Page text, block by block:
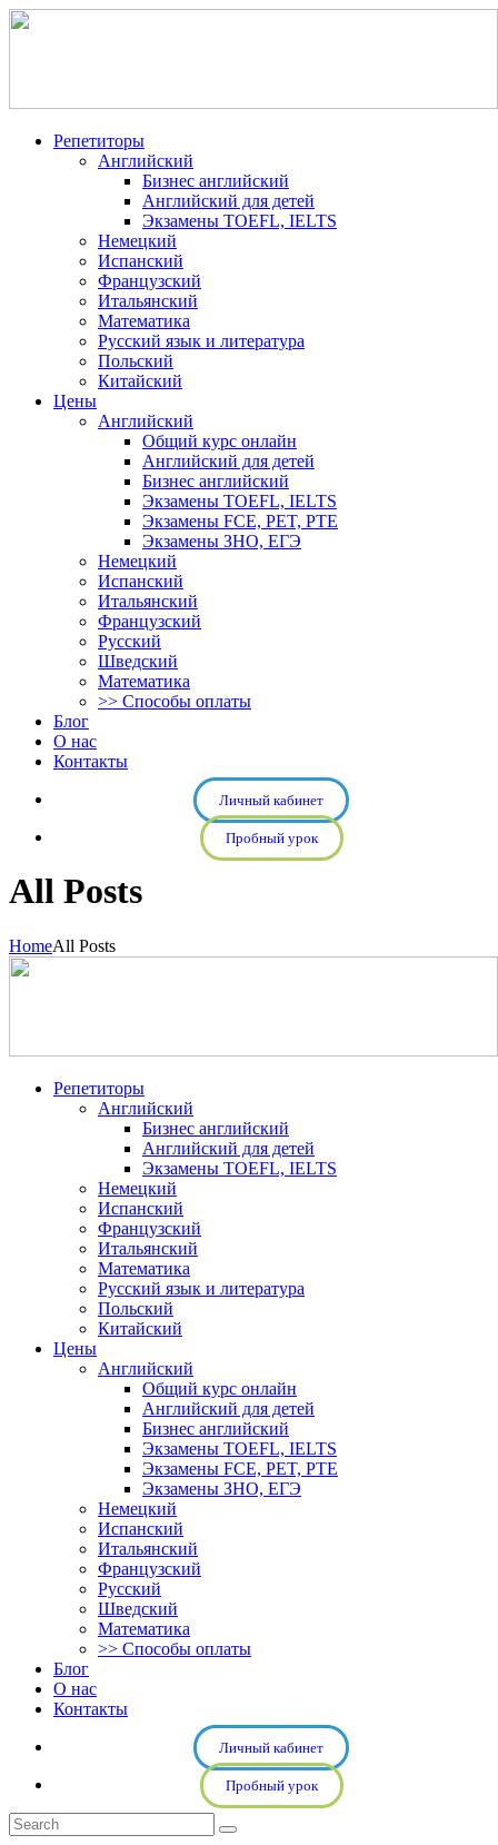
Репетиторы
Английский
Бизнес английский
Английский для детей
Экзамены TOEFL, IELTS
Немецкий
Испанский
Французский
Итальянский
Математика
Русский язык и литература
Польский
Китайский
Цены
Английский
Общий курс онлайн
Английский для детей
Бизнес английский
Экзамены TOEFL, IELTS
Экзамены FCE, PET, PTE
Экзамены ЗНО, ЕГЭ
Немецкий
Испанский
Итальянский
Французский
Русский
Шведский
Математика
>> Способы оплаты
Блог
О нас
Контакты
Личный кабинет
Пробный урок
All Posts
HomeAll Posts
Репетиторы
Английский
Бизнес английский
Английский для детей
Экзамены TOEFL, IELTS
Немецкий
Испанский
Французский
Итальянский
Математика
Русский язык и литература
Польский
Китайский
Цены
Английский
Общий курс онлайн
Английский для детей
Бизнес английский
Экзамены TOEFL, IELTS
Экзамены FCE, PET, PTE
Экзамены ЗНО, ЕГЭ
Немецкий
Испанский
Итальянский
Французский
Русский
Шведский
Математика
>> Способы оплаты
Блог
О нас
Контакты
Личный кабинет
Пробный урок